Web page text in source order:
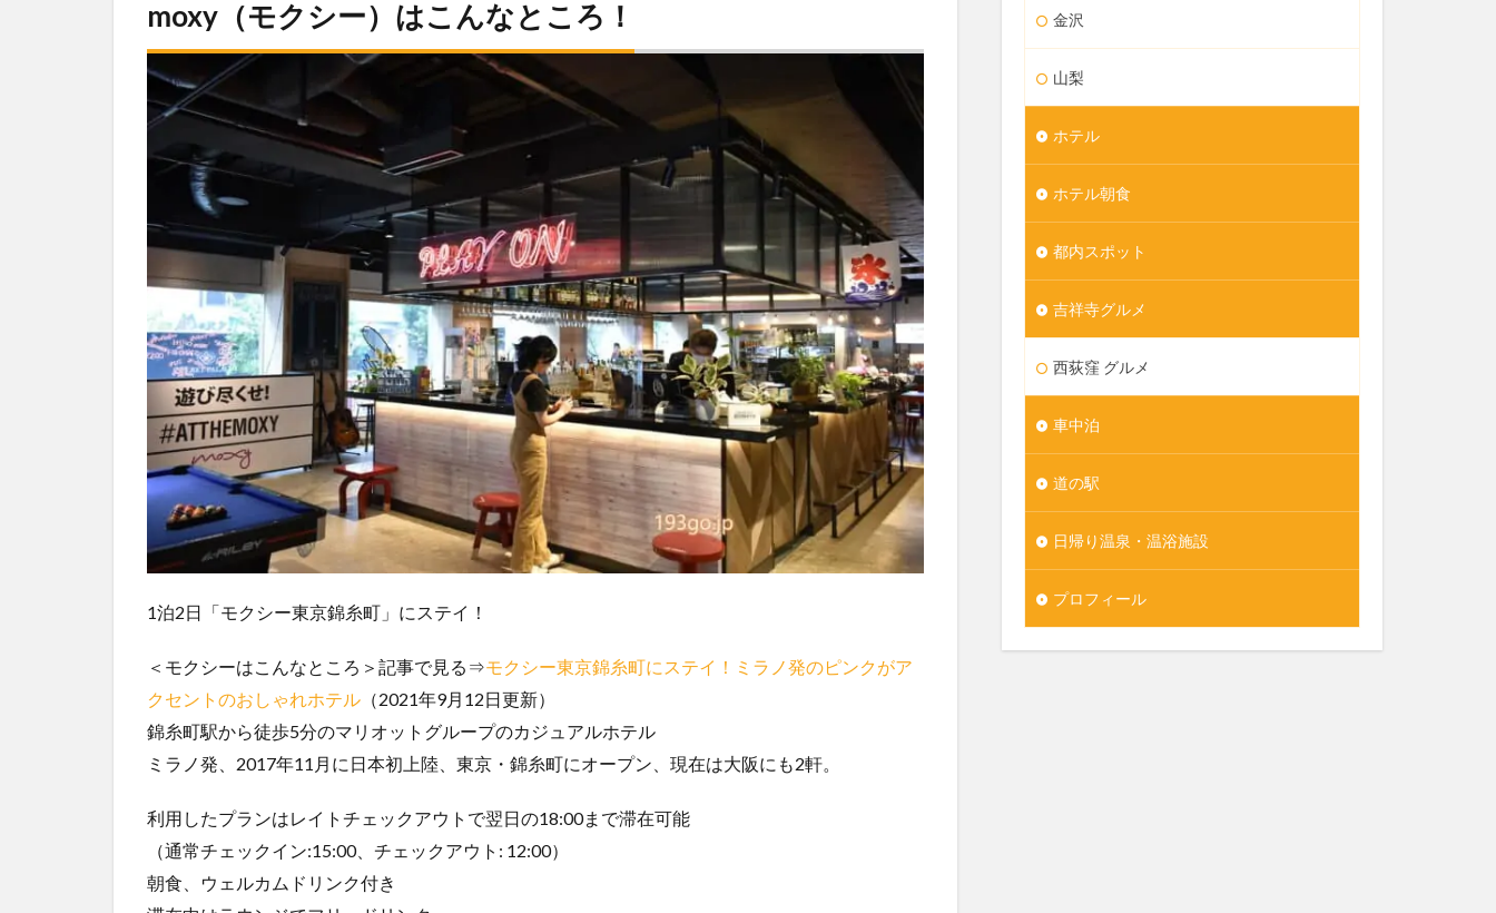
moxy（モクシー）はこんなところ！
1泊2日「モクシー東京錦糸町」にステイ！
＜モクシーはこんなところ＞記事で見る⇒モクシー東京錦糸町にステイ！ミラノ発のピンクがア
クセントのおしゃれホテル （2021年9月12日更新）
錦糸町駅から徒歩5分のマリオットグループのカジュアルホテル
ミラノ発、2017年11月に日本初上陸、東京・錦糸町にオープン、現在は大阪にも2軒。
利用したプランはレイトチェックアウトで翌日の18:00まで滞在可能
（通常チェックイン:15:00、チェックアウト: 12:00）
朝食、ウェルカムドリンク付き
金沢
山梨
ホテル
ホテル朝食
都内スポット
吉祥寺グルメ
西荻窪 グルメ
車中泊
道の駅
日帰り温泉・温浴施設
プロフィール